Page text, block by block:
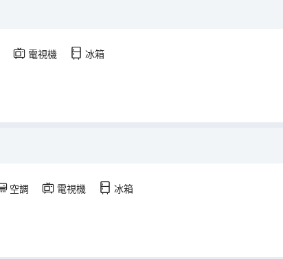
電視機 冰箱
空調 電視機 冰箱